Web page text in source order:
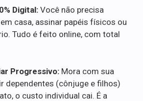
Digital: Você não precisa
casa, assinar papéis físicos ou
Tudo é feito online, com total
Progressivo: Mora com sua
dependentes (cônjuge e filhos)
o custo individual cai. É a